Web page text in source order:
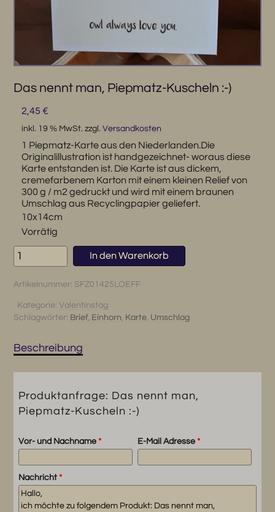
Das nennt man, Piepmatz-Kuscheln :-)
2,45 €
inkl. 19 % MwSt. zzgl. Versandkosten
1 Piepmatz-Karte aus den Niederlanden.Die
Originalillustration ist handgezeichnet- woraus diese
Karte entstanden ist. Die Karte ist aus dickem,
cremefarbenem Karton mit einem kleinen Relief von
300 g / m2 gedruckt und wird mit einem braunen
Umschlag aus Recyclingpapier geliefert.
10x14cm
Vorrätig
Das
nennt
man,
Kuscheln
:-)
In den Warenkorb
Artikelnummer: SFZ01425LOEFF
Kategorie: Valentinstag
Schlagwörter: Brief, Einhorn, Karte, Umschlag
Beschreibung
Produktanfrage: Das nennt man,
Piepmatz-Kuscheln :-)
Vor- und Nachname* E-Mail Adresse *
Nachricht*